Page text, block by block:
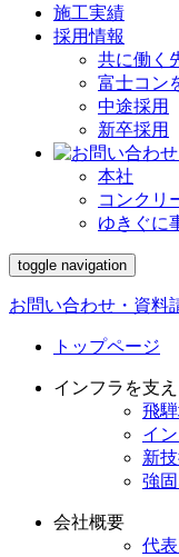
施工実績
採用情報
共に働く
富士コン
中途採用
新卒採用
本社
コンクリ
ゆきぐに
toggle navigation
お問い合わせ・資料
トップページ
インフラを支
飛
イ
新
強
会社概要
代